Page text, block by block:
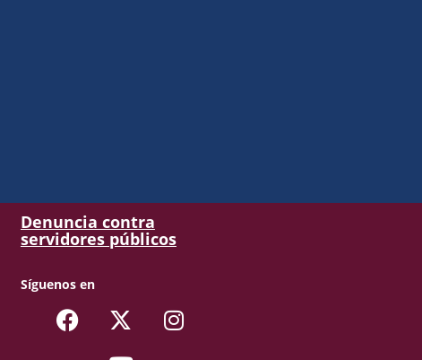
Denuncia contra
servidores públicos
Síguenos en